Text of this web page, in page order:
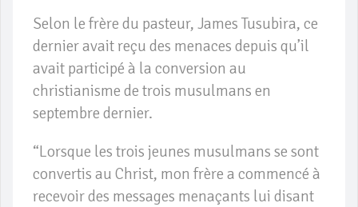
Selon le frère du pasteur, James Tusubira, ce
dernier avait reçu des menaces depuis qu’il
avait participé à la conversion au
christianisme de trois musulmans en
septembre dernier.
“Lorsque les trois jeunes musulmans se sont
convertis au Christ, mon frère a commencé à
recevoir des messages menaçants lui disant